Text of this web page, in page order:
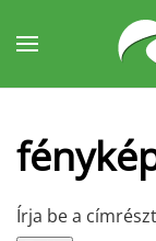
Fő tartalom
Írja be a címrészt